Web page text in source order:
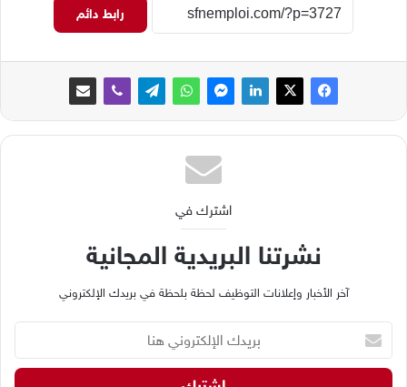
رابط دائم
اشترك في
نشرتنا البريدية المجانية
آخر الأخبار وإعلانات التوظيف لحظة بلحظة في بريدك الإلكتروني
ي